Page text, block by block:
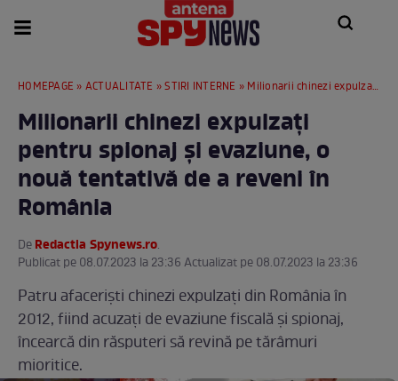
HOMEPAGE » ACTUALITATE »STIRI INTERNE » Milionarii chinezi expulzați pentru spionaj și evaziune, o nouă tentativă de a reveni în România
Milionarii chinezi expulzați
pentru spionaj și evaziune, o
nouă tentativă de a reveni în
România
DeRedactia Spynews.ro.
Publicat pe 08.07.2023 la 23:36 Actualizat pe 08.07.2023 la 23:36
Patru afaceriști chinezi expulzați din România în
2012, fiind acuzați de evaziune fiscală și spionaj,
încearcă din răsputeri să revină pe tărâmuri
mioritice.